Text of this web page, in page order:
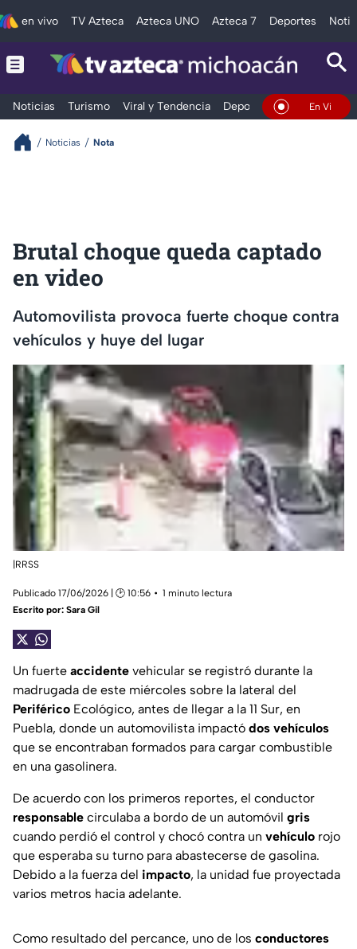
en vivo TV Azteca Azteca UNO Azteca 7 Deportes
Noticias Turismo Viral y Tendencia Deportes Espectáculos
En Vivo
Noticias Nota
Brutal choque queda captado
en video
Automovilista provoca fuerte choque contra
vehículos y huye del lugar
|RRSS
Publicado 17/06/2026 | 🕑 10:56
1 minuto lectura
Escrito por: Sara Gil
Un fuerte accidente vehicular se registró durante la
madrugada de este miércoles sobre la lateral del
Periférico Ecológico, antes de llegar a la 11 Sur, en
Puebla, donde un automovilista impactó dos vehículos
que se encontraban formados para cargar combustible
en una gasolinera.
De acuerdo con los primeros reportes, el conductor
responsable circulaba a bordo de un automóvil gris
cuando perdió el control y chocó contra un vehículo rojo
que esperaba su turno para abastecerse de gasolina.
Debido a la fuerza del impacto, la unidad fue proyectada
varios metros hacia adelante.
Como resultado del percance, uno de los conductores